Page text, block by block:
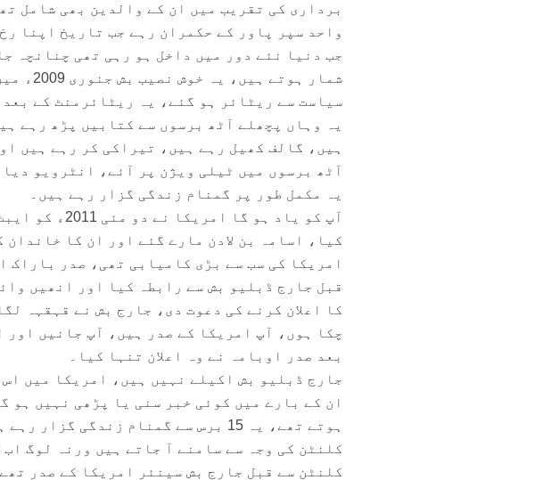
برداری کی تقریب میں ان کے والدین بھی شامل
واحد سپر پاور کے حکمران رہے جب تاریخ اپنا
جب دنیا نئے دور میں داخل ہو رہی تھی چنانچہ
شمار
سیاست سے ریٹائر ہو گئے، یہ ریٹائرمنٹ کے بعد
یہ وہاں پچھلے آٹھ برسوں سے کتابیں پڑھ رہے
ہیں، گالف کھیل رہے ہیں، تیراکی کر رہے ہیں
آٹھ برسوں میں ٹیلی ویژن پر آئے، انٹرویو
یہ مکمل طور پر گمنام زندگی گزار رہے ہیں۔
آپ کو یاد ہو
کیا، اسامہ بن لادن مارے گئے اور ان کا
امریکا کی سب سے بڑی کامیابی تھی، صدر باراک
قبل جارج ڈبلیو بش سے رابطہ کیا اور انھیں
کا اعلان کرنے کی دعوت دی، جارج بش نے قہقہہ
چکا ہوں، آپ امریکا کے صدر ہیں، آپ جانیں اور
بعد صدر اوبامہ نے وہ اعلان تنہا کیا۔
جارج ڈبلیو بش اکیلے نہیں ہیں، امریکا میں
ان کے بارے میں کوئی خبر سنی یا پڑھی نہیں ہو
ہوتے تھے، یہ 15 برس سے گمنام زندگی
کلنٹن کی وجہ سے سامنے آ جاتے ہیں ورنہ لوگ
کلنٹن سے قبل جارج بش سینئر امریکا کے صدر